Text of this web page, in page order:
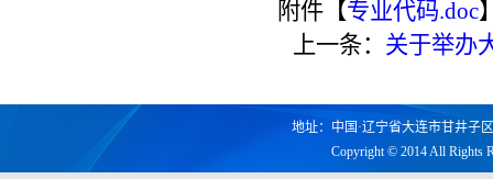
附件【专业代码.doc
上一条： 关于举办
地址：中国·辽宁省大连市甘井子
Copyright © 2014 All Rights